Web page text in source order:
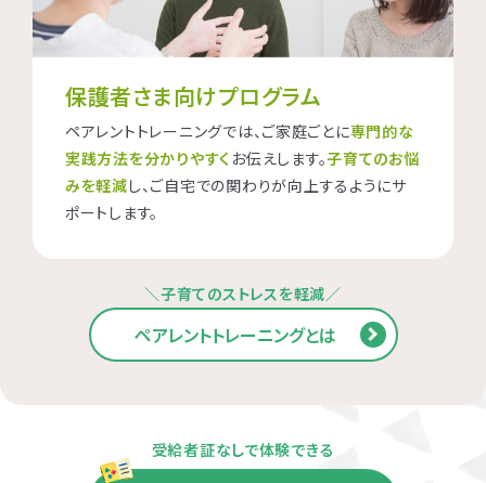
保護者さま向けプログラム
ペアレントトレーニングでは、ご家庭ごとに専門的な
実践方法を分かりやすく お伝えします。子育てのお悩
みを軽減し、ご自宅での関わりが向上するようにサ
ポートします。
＼子育てのストレスを軽減／
ペアレントトレーニングとは
受給者証なしで体験できる